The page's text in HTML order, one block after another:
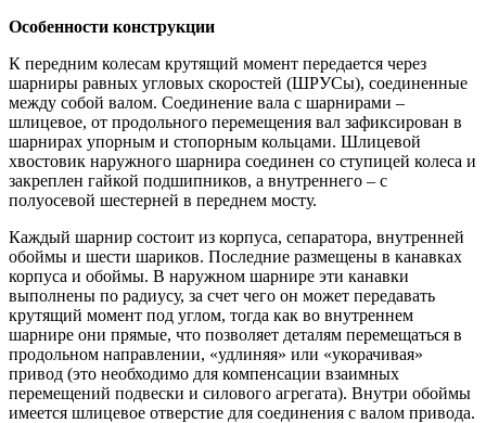
Особенности конструкции
К передним колесам крутящий момент передается через
шарниры равных угловых скоростей (ШРУСы), соединенные
между собой валом. Соединение вала с шарнирами –
шлицевое, от продольного перемещения вал зафиксирован в
шарнирах упорным и стопорным кольцами. Шлицевой
хвостовик наружного шарнира соединен со ступицей колеса и
закреплен гайкой подшипников, а внутреннего – с
полуосевой шестерней в переднем мосту.
Каждый шарнир состоит из корпуса, сепаратора, внутренней
обоймы и шести шариков. Последние размещены в канавках
корпуса и обоймы. В наружном шарнире эти канавки
выполнены по радиусу, за счет чего он может передавать
крутящий момент под углом, тогда как во внутреннем
шарнире они прямые, что позволяет деталям перемещаться в
продольном направлении, «удлиняя» или «укорачивая»
привод (это необходимо для компенсации взаимных
перемещений подвески и силового агрегата). Внутри обоймы
имеется шлицевое отверстие для соединения с валом привода.